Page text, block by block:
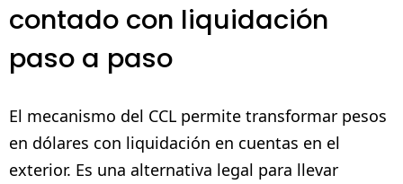
contado con liquidación
paso a paso
El mecanismo del CCL permite transformar pesos
en dólares con liquidación en cuentas en el
exterior. Es una alternativa legal para llevar